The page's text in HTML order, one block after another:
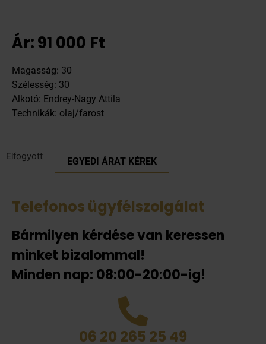
Ár:91 000 Ft
Magasság: 30
Szélesség: 30
Alkotó: Endrey-Nagy Attila
Technikák: olaj/farost
Elfogyott EGYEDI ÁRAT KÉREK
Telefonos ügyfélszolgálat
Bármilyen kérdése van keressen
minket bizalommal!
Minden nap: 08:00-20:00-ig!
06 20 265 25 49